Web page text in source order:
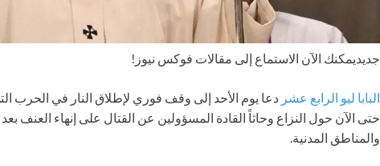
جديديمكنك الآن الاستماع إلى مقالات فوكس نيوز!
البابا ليو الرابع عشر دعا يوم الأحد إلى وقف فوري لإطلاق النار في الحرب
حتى الآن حول النزاع وحاثاً القادة المسؤولين عن القتال على إنهاء العنف
والمناطق المدنية.